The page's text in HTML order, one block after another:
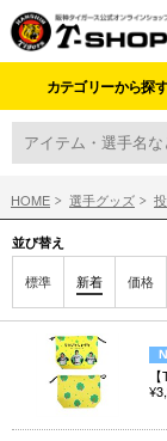
カテゴリーから探
HOME 選手グッズ
並び替え
標準 新着 価格